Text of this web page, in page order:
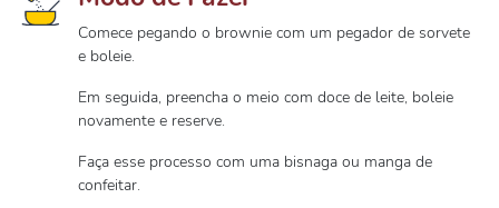
Comece pegando o brownie com um pegador de sorvete
e boleie.
Em seguida, preencha o meio com doce de leite, boleie
novamente e reserve.
Faça esse processo com uma bisnaga ou manga de
confeitar.